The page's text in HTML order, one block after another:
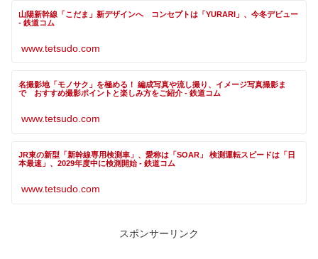
山陽新幹線「こだま」新デザインへ コンセプトは「YURARI」、今冬デビュー
- 鉄道コム
www.tetsudo.com
名撮影地「モノサク」を極める！ 編成写真や流し撮り、イメージ写真撮影ま
で おすすめ撮影ポイントと楽しみ方をご紹介 - 鉄道コム
www.tetsudo.com
JR東の新型「新幹線専用検測車」、愛称は「SOAR」 検測運転スピードは「日
本最速」、2029年度中に検測開始 - 鉄道コム
www.tetsudo.com
スポンサーリンク